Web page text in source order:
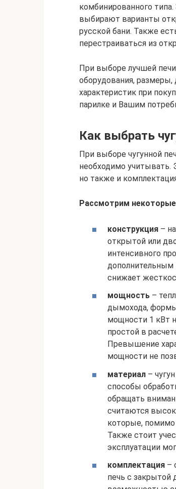
комбинированного
выбирают варианты
русской бани. Также
перестраиваться из
При выборе лучшей
оборудования,
характеристик при
парилке и Вашим
Как выбрать
При выборе чугунной
необходимо учитывать.
но также и
Рассмотрим
конструкция –
открытой или
интенсивного
дополнительным
снижает
мощность –
дымохода, формы
мощности 1 кВт
простой в
Превышение
мощности не
материал –
способы
обращать
считаются
которые, помимо
Также стоит
эксплуатации
комплектация –
печь с закрытой